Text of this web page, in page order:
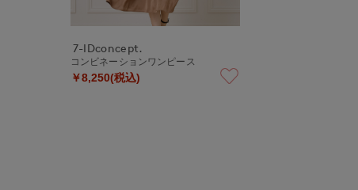
7-IDconcept.
コンビネーションワンピース
￥8,250(税込)